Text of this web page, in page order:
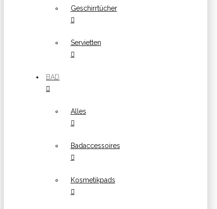
Geschirrtücher
Servietten
BAD
Alles
Badaccessoires
Kosmetikpads